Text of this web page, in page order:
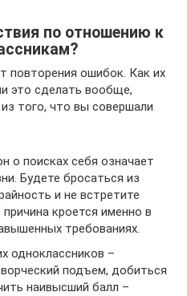
по отношению к
повторения ошибок. Как их
это сделать вообще,
того, что вы совершали
о поисках себя означает
Будете бросаться из
и не встретите
кроется именно в
требованиях.
одноклассников –
подъем, добиться
наивысший балл –